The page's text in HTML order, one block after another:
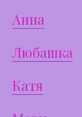
Анна
Любашка
Катя